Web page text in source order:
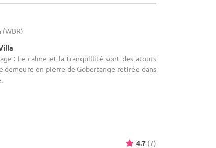
: Le calme et la tranquillité sont des atouts
demeure en pierre de Gobertange retirée dans
4.7 (7)